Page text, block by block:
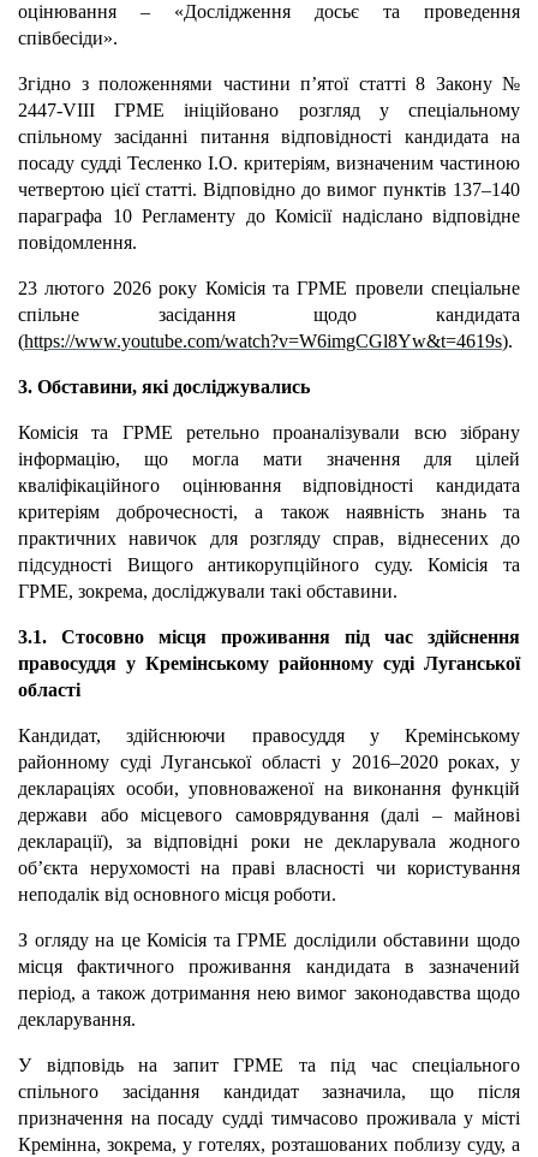
оцінювання – «Дослідження досьє та проведення
співбесіди».
Згідно з положеннями частини п’ятої статті 8 Закону №
2447-VІІІ ГРМЕ ініційовано розгляд у спеціальному
спільному засіданні питання відповідності кандидата на
посаду судді Тесленко І.О. критеріям, визначеним частиною
четвертою цієї статті. Відповідно до вимог пунктів 137–140
параграфа 10 Регламенту до Комісії надіслано відповідне
повідомлення.
23 лютого 2026 року Комісія та ГРМЕ провели спеціальне
спільне засідання щодо кандидата
(https://www.youtube.com/watch?v=W6imgCGl8Yw&t=4619s).
3. Обставини, які досліджувались
Комісія та ГРМЕ ретельно проаналізували всю зібрану
інформацію, що могла мати значення для цілей
кваліфікаційного оцінювання відповідності кандидата
критеріям доброчесності, а також наявність знань та
практичних навичок для розгляду справ, віднесених до
підсудності Вищого антикорупційного суду. Комісія та
ГРМЕ, зокрема, досліджували такі обставини.
3.1. Стосовно місця проживання під час здійснення
правосуддя у Кремінському районному суді Луганської
області
Кандидат, здійснюючи правосуддя у Кремінському
районному суді Луганської області у 2016–2020 роках, у
деклараціях особи, уповноваженої на виконання функцій
держави або місцевого самоврядування (далі – майнові
декларації), за відповідні роки не декларувала жодного
обʼєкта нерухомості на праві власності чи користування
неподалік від основного місця роботи.
З огляду на це Комісія та ГРМЕ дослідили обставини щодо
місця фактичного проживання кандидата в зазначений
період, а також дотримання нею вимог законодавства щодо
декларування.
У відповідь на запит ГРМЕ та під час спеціального
спільного засідання кандидат зазначила, що після
призначення на посаду судді тимчасово проживала у місті
Кремінна, зокрема, у готелях, розташованих поблизу суду, а